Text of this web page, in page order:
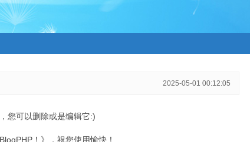
2025-05-01 00:12:05
您可以删除或是编辑它:)
！》，祝您使用愉快！